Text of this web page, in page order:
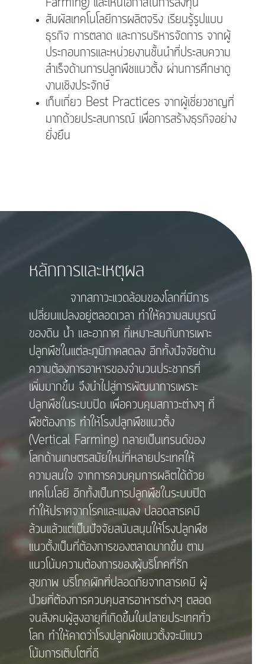
สัมผัสเทคโนโลยีการผลิตจริง เรียนรู้รูปแบบ
ธุรกิจ การตลาด และการบริหารจัดการ จากผู้
ประกอบการและหน่วยงานชั้นนำที่ประสบความ
สำเร็จด้านการปลูกพืชแนวตั้ง ผ่านการศึกษาดู
งานเชิงประจักษ์
เก็บเกี่ยว Best Practices จากผู้เชี่ยวชาญที่
มากด้วยประสบการณ์ เพื่อการสร้างธุรกิจอย่าง
ยั่งยืน
หลักการและเหตุผล
จากสภาวะแวดล้อมของโลกที่มีการ
เปลี่ยนแปลงอยู่ตลอดเวลา ทำให้ความสมบูรณ์
ของดิน น้ำ และอากาศ ที่เหมาะสมกับการเพาะ
ปลูกพืชในแต่ละภูมิภาคลดลง อีกทั้งปัจจัยด้าน
ความต้องการอาหารของจำนวนประชากรที่
เพิ่มมากขึ้น จึงนำไปสู่การพัฒนาการเพราะ
ปลูกพืชในระบบปิด เพื่อควบคุมสภาวะต่างๆ ที่
พืชต้องการ ทำให้โรงปลูกพืชแนวตั้ง
(Vertical Farming) กลายเป็นเทรนด์ของ
โลกด้านเกษตรสมัยใหม่ที่หลายประเทศให้
ความสนใจ จากการควบคุมการผลิตได้ด้วย
เทคโนโลยี อีกทั้งเป็นการปลูกพืชในระบบปิด
ทำให้ปราศจากโรคและแมลง ปลอดสารเคมี
ล้วนแล้วแต่เป็นปัจจัยสนับสนุนให้โรงปลูกพืช
แนวตั้งเป็นที่ต้องการของตลาดมากขึ้น ตาม
แนวโน้มความต้องการของผู้บริโภคที่รัก
สุขภาพ บริโภคผักที่ปลอดภัยจากสารเคมี ผู้
ป่วยที่ต้องการควบคุมสารอาหารต่างๆ ตลอด
จนสังคมผู้สูงอายุที่เกิดขึ้นในปลายประเทศทั่ว
โลก ทำให้คาดว่าโรงปลูกพืชแนวตั้งจะมีแนว
โน้มการเติบโตที่ดี